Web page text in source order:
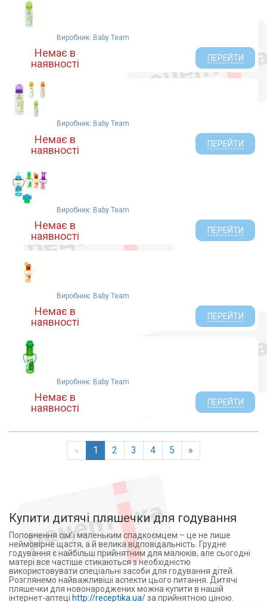
Виробник: Baby Team
Немає в
наявності
ПЕРЕЙТИ
Виробник: Baby Team
Немає в
наявності
ПЕРЕЙТИ
Виробник: Baby Team
Немає в
наявності
ПЕРЕЙТИ
Виробник: Baby Team
Немає в
наявності
ПЕРЕЙТИ
Виробник: Baby Team
Немає в
наявності
ПЕРЕЙТИ
« 1 2 3 4 5 »
Купити дитячі пляшечки для годування
Поповнення сім'ї маленьким спадкоємцем – це не лише
неймовірне щастя, а й велика відповідальність. Грудне
годування є найбільш прийнятним для малюків, але сьогодні
матері все частіше стикаються з необхідністю
використовувати спеціальні засоби для годування дітей.
Розглянемо найважливіші аспекти цього питання. Дитячі
пляшечки для новонароджених можна купити в нашій
інтернет-аптеці http://receptika.ua/за прийнятною ціною.